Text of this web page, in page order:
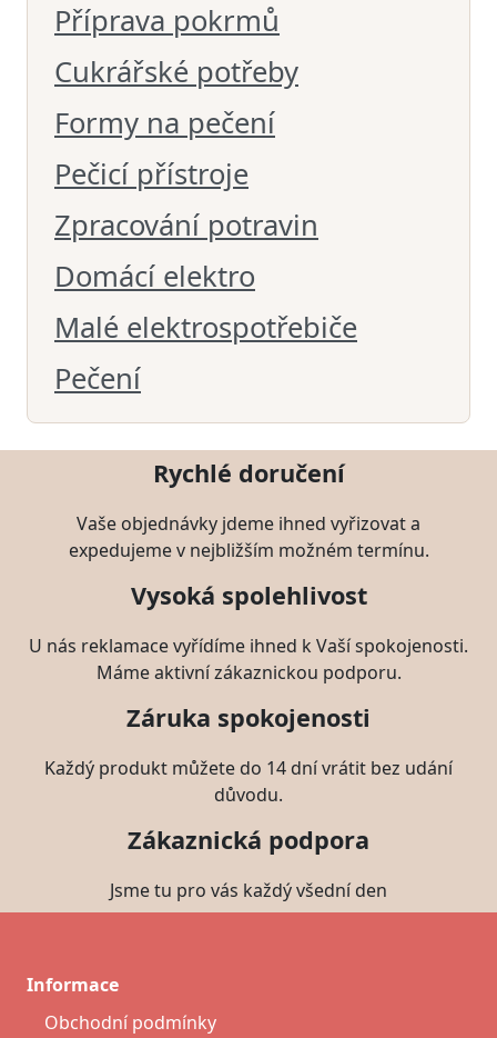
Příprava pokrmů
Cukrářské potřeby
Formy na pečení
Pečicí přístroje
Zpracování potravin
Domácí elektro
Malé elektrospotřebiče
Pečení
Rychlé doručení
Vaše objednávky jdeme ihned vyřizovat a
expedujeme v nejbližším možném termínu.
Vysoká spolehlivost
U nás reklamace vyřídíme ihned k Vaší spokojenosti.
Máme aktivní zákaznickou podporu.
Záruka spokojenosti
Každý produkt můžete do 14 dní vrátit bez udání
důvodu.
Zákaznická podpora
Jsme tu pro vás každý všední den
Informace
Obchodní podmínky